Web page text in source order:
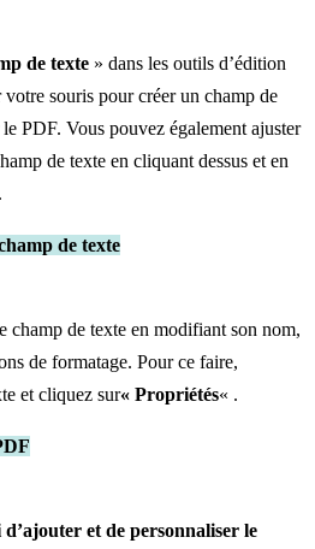
de texte » dans les outils d’édition
souris pour créer un champ de
PDF. Vous pouvez également ajuster
de texte en cliquant dessus et en
de texte
champ de texte en modifiant son nom,
de formatage. Pour ce faire,
et cliquez sur« Propriétés« .
et de personnaliser le